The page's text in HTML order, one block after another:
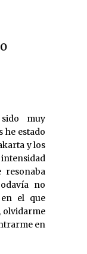
muy
he estado
y los
resonaba
no
el que
olvidarme
en